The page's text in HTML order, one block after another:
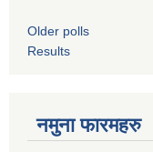
Older polls
Results
नमुना फारमहरु